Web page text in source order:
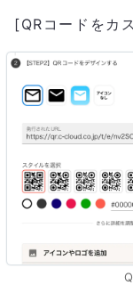
[QRコードをカ